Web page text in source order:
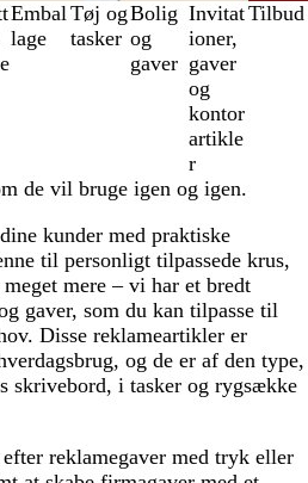
Embal
lage
Tøj og
tasker
Bolig
og
gaver
Invitat
ioner,
gaver
og
kontor
artikle
r
Tilbud
de vil bruge igen og igen.
kunder med praktiske
til personligt tilpassede krus,
mere – vi har et bredt
gaver, som du kan tilpasse til
Disse reklameartikler er
og de er af den type,
skrivebord, i tasker og rygsække
reklamegaver med tryk eller